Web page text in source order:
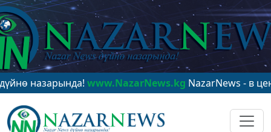
www.NazarNews.kgNazarNews - в центре